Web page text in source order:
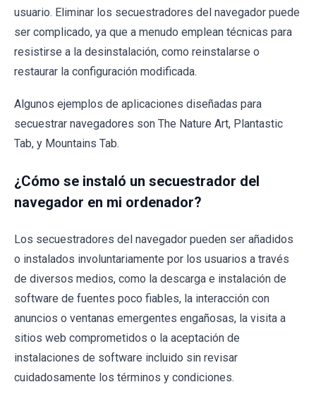
usuario. Eliminar los secuestradores del navegador puede
ser complicado, ya que a menudo emplean técnicas para
resistirse a la desinstalación, como reinstalarse o
restaurar la configuración modificada.
Algunos ejemplos de aplicaciones diseñadas para
secuestrar navegadores son The Nature Art, Plantastic
Tab, y Mountains Tab.
¿Cómo se instaló un secuestrador del
navegador en mi ordenador?
Los secuestradores del navegador pueden ser añadidos
o instalados involuntariamente por los usuarios a través
de diversos medios, como la descarga e instalación de
software de fuentes poco fiables, la interacción con
anuncios o ventanas emergentes engañosas, la visita a
sitios web comprometidos o la aceptación de
instalaciones de software incluido sin revisar
cuidadosamente los términos y condiciones.